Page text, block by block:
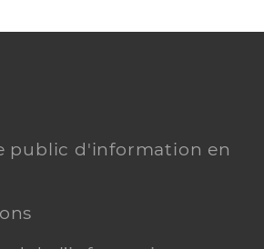
public d'information en